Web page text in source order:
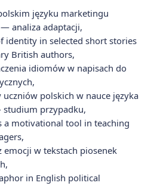
języku marketingu
analiza adaptacji,
identity in selected short stories
British authors,
idiomów w napisach do
uczniów polskich w nauce języka
przypadku,
a motivational tool in teaching
emocji w tekstach piosenek
in English political